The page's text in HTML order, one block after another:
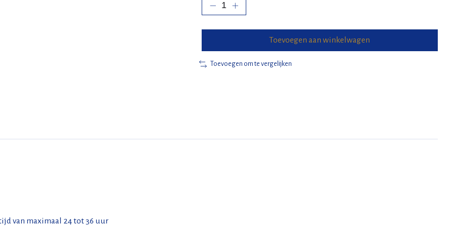
Toevoegen aan winkelwagen
Toevoegen om te vergelijken
van maximaal 24 tot 36 uur